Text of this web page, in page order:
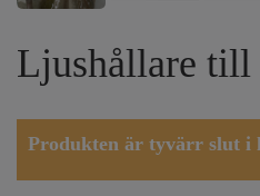
Ljushållare
Produkten är tyvärr slut i